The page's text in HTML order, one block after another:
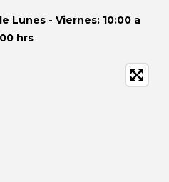
Lunes - Viernes: 10:00 a
hrs